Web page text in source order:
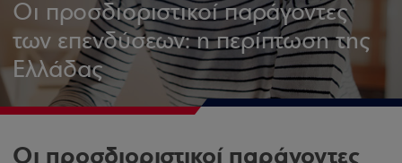
Οι προσδιοριστικοί παράγοντες
των επενδύσεων: η περίπτωση της
Ελλάδας
Οι προσδιοριστικοί παράγοντες